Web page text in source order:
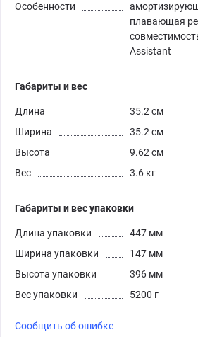
Особенности
плавающая
Assistant
Габариты и вес
Длина
35.2 см
Ширина
35.2 см
Высота
9.62 см
Вес
3.6 кг
Габариты и вес упаковки
Длина упаковки
447 мм
Ширина упаковки
147 мм
Высота упаковки
396 мм
Вес упаковки
5200 г
Сообщить об ошибке